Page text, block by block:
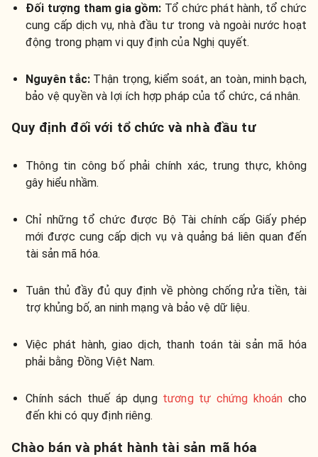
Đối tượng tham gia gồm: Tổ chức phát hành, tổ chức
cung cấp dịch vụ, nhà đầu tư trong và ngoài nước hoạt
động trong phạm vi quy định của Nghị quyết.
Nguyên tắc:Thận trọng, kiểm soát, an toàn, minh bạch,
bảo vệ quyền và lợi ích hợp pháp của tổ chức, cá nhân.
Quy định đối với tổ chức và nhà đầu tư
Thông tin công bố phải chính xác, trung thực, không
gây hiểu nhầm.
Chỉ những tổ chức được Bộ Tài chính cấp Giấy phép
mới được cung cấp dịch vụ và quảng bá liên quan đến
tài sản mã hóa.
Tuân thủ đầy đủ quy định về phòng chống rửa tiền, tài
trợ khủng bố, an ninh mạng và bảo vệ dữ liệu.
Việc phát hành, giao dịch, thanh toán tài sản mã hóa
phải bằng Đồng Việt Nam.
Chính sách thuế áp dụng tương tự chứng khoán cho
đến khi có quy định riêng.
Chào bán và phát hành tài sản mã hóa